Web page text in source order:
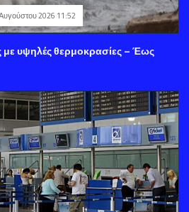
2026 11:52
με υψηλές θερμοκρασίες – Έως